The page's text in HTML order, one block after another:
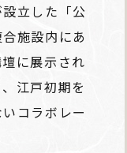
立した「公
施設内にあ
に展示され
江戸初期を
コラボレー